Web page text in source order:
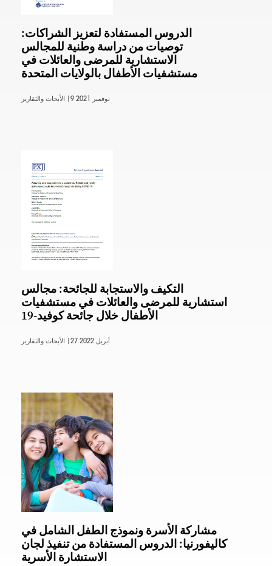
الدروس المستفادة لتعزيز الشراكات:
توصيات من دراسة وطنية للمجالس
الاستشارية للمرضى والعائلات في
مستشفيات الأطفال بالولايات المتحدة
9 نوفمبر 2021
التكيف والاستجابة للجائحة: مجالس
استشارية للمرضى والعائلات في مستشفيات
الأطفال خلال جائحة كوفيد-19
27 أبريل 2022
مشاركة الأسرة ونموذج الطفل الشامل في
كاليفورنيا: الدروس المستفادة من تنفيذ لجان
الاستشارة الأسرية